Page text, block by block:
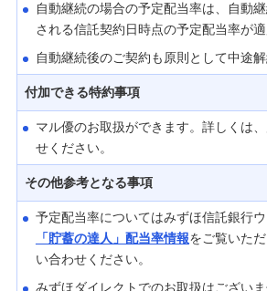
自動継続の場合の予定配当率は、自動
される信託契約日時点の予定配当率が適
自動継続後のご契約も原則として中途解
付加できる特約事項
マル優のお取扱ができます。詳しくは
せください。
その他参考となる事項
予定配当率についてはみずほ信託銀行
「貯蓄の達人」配当率情報をご覧いた
い合わせください。
みずほダイレクトでのお取扱はございま